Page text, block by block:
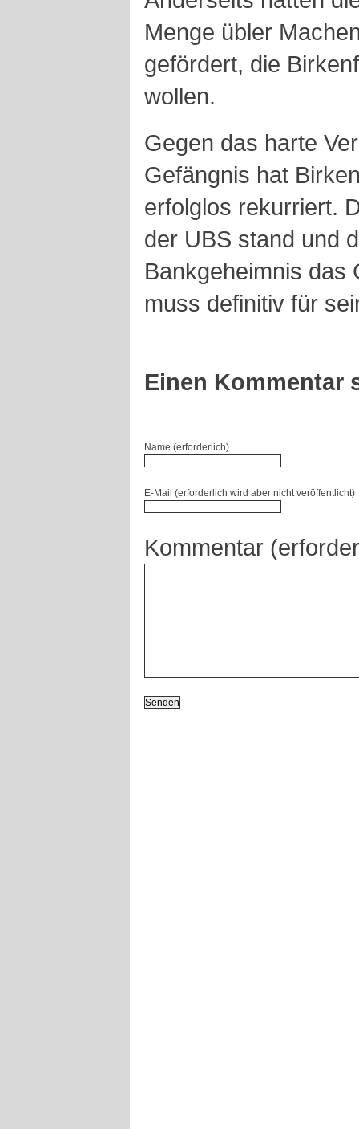
Menge übler
gefördert, die
wollen.
Gegen das harte
Gefängnis hat
erfolglos rekurriert.
der UBS stand und
Bankgeheimnis das
muss definitiv für
Einen Kommentar
Name (erforderlich)
E-Mail (erforderlich wird aber nicht veröffentlicht)
Kommentar